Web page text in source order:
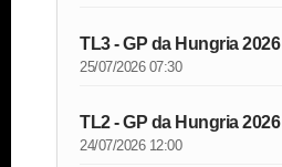
TL3 - GP da Hungria 2026
25/07/2026 07:30
TL2 - GP da Hungria 2026
24/07/2026 12:00